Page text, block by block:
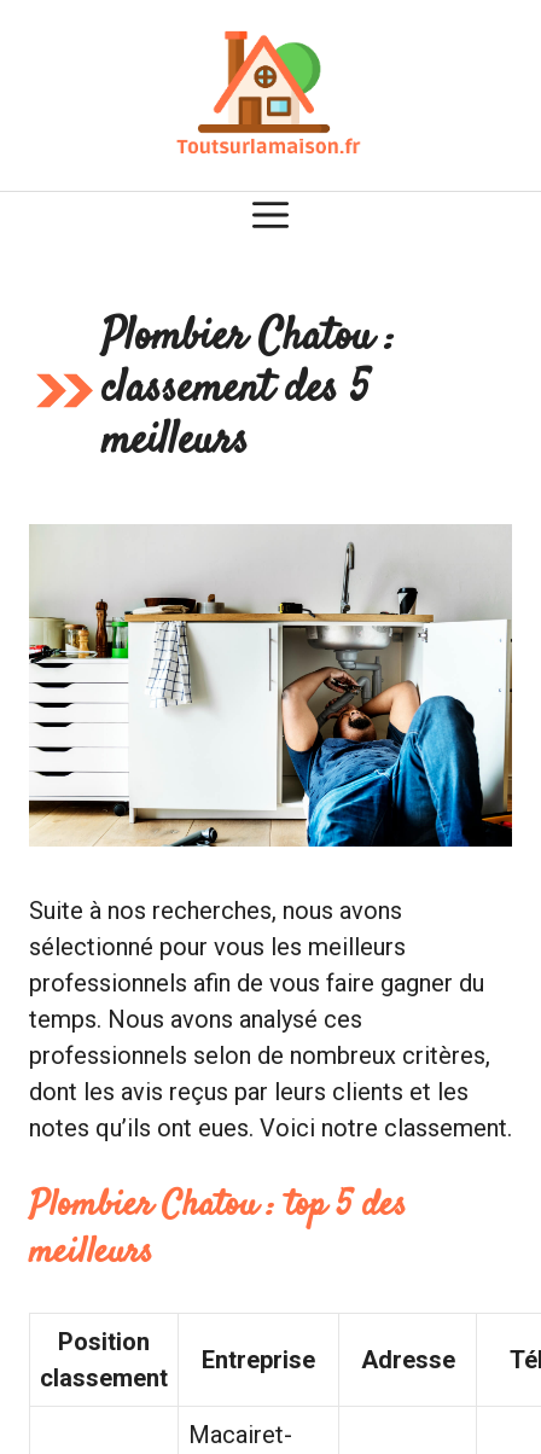
Plombier Chatou :
classement des 5
meilleurs
Suite à nos recherches, nous avons
sélectionné pour vous les meilleurs
professionnels afin de vous faire gagner du
temps. Nous avons analysé ces
professionnels selon de nombreux critères,
dont les avis reçus par leurs clients et les
notes qu’ils ont eues. Voici notre classement.
Plombier Chatou : top 5 des
meilleurs
Position
classement
Entreprise Adresse
Macairet-